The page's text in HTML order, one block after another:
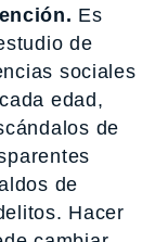
Es
de
sociales
edad,
de
de
Hacer